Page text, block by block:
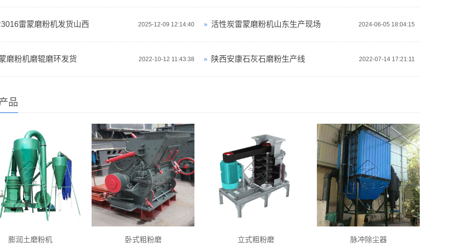
2025-12-09 12:14:40
雷蒙磨粉机发货山西 2024-06-05 18:04:15
活性炭雷蒙磨粉机山东生产现场
2022-10-12 11:43:38
磨粉机磨辊磨环发货 2022-07-14 17:21:11
陕西安康石灰石磨粉生产线
品
膨润土磨粉机 卧式粗粉磨 立式粗粉磨 脉冲除尘器